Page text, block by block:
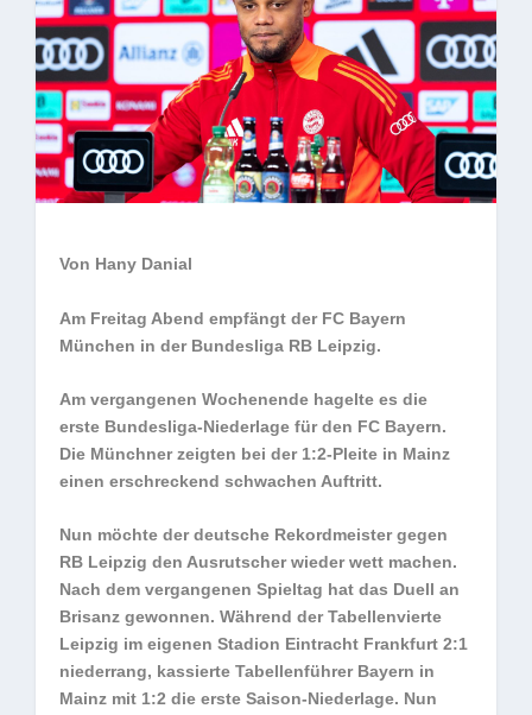
Von Hany Danial
Am Freitag Abend empfängt der FC Bayern
München in der Bundesliga RB Leipzig.
Am vergangenen Wochenende hagelte es die
erste Bundesliga-Niederlage für den FC Bayern.
Die Münchner zeigten bei der 1:2-Pleite in Mainz
einen erschreckend schwachen Auftritt.
Nun möchte der deutsche Rekordmeister gegen
RB Leipzig den Ausrutscher wieder wett machen.
Nach dem vergangenen Spieltag hat das Duell an
Brisanz gewonnen. Während der Tabellenvierte
Leipzig im eigenen Stadion Eintracht Frankfurt 2:1
niederrang, kassierte Tabellenführer Bayern in
Mainz mit 1:2 die erste Saison-Niederlage. Nun